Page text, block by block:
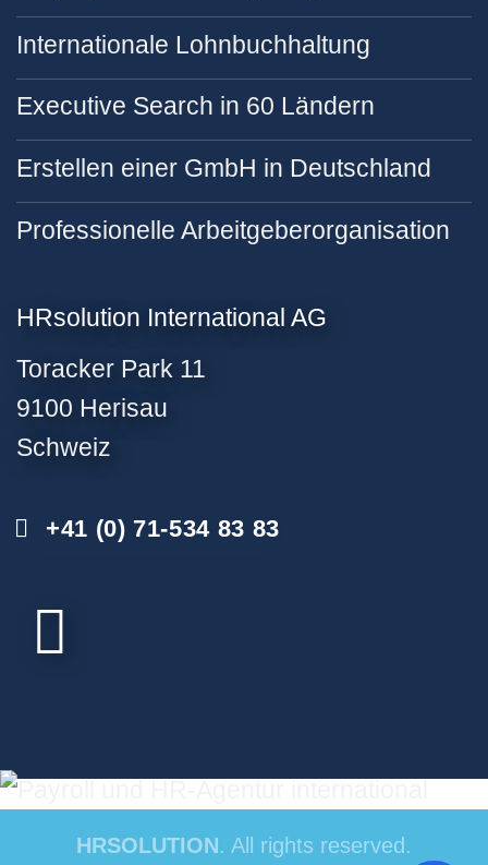
Internationale Lohnbuchhaltung
Executive Search in 60 Ländern
Erstellen einer GmbH in Deutschland
Professionelle Arbeitgeberorganisation
HRsolution International AG
Toracker Park 11
9100 Herisau
Schweiz
+41 (0) 71-534 83 83
HRSOLUTION. All rights reserved.